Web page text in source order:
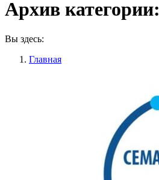
Архив категории:
Вы здесь:
Главная